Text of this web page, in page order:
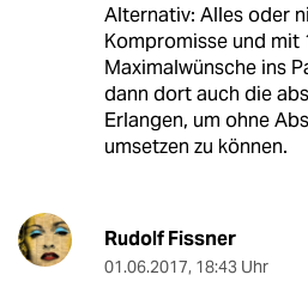
Alternativ: Alles oder
Kompromisse und mit
Maximalwünsche ins
dann dort auch die
Erlangen, um ohne
umsetzen zu können.
Rudolf Fissner
01.06.2017, 18:43 Uhr